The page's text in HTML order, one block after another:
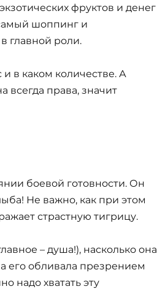
фруктов и денег
шоппинг и
главной роли.
в каком количестве. А
всегда права, значит
боевой готовности. Он
Не важно, как при этом
страстную тигрицу.
– душа!), насколько она
его обливала презрением
надо хватать эту